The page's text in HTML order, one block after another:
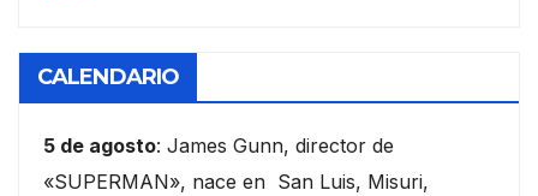
CALENDARIO
5 de agosto: James Gunn, director de
«SUPERMAN», nace en San Luis, Misuri,